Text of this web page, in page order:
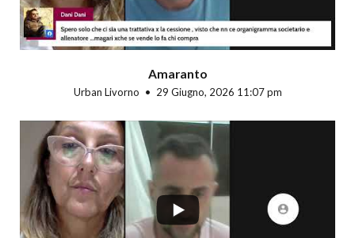
Amaranto
Urban Livorno 29 Giugno, 2026 11:07 pm